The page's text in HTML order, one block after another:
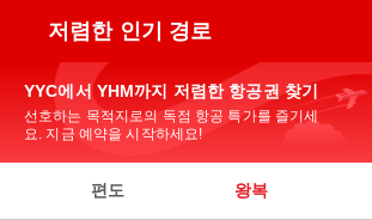
저렴한 인기 경로
YYC에서 YHM까지 저렴한 항공권 찾기
선호하는 목적지로의 독점 항공 특가를 즐기세
요. 지금 예약을 시작하세요!
편도 왕복